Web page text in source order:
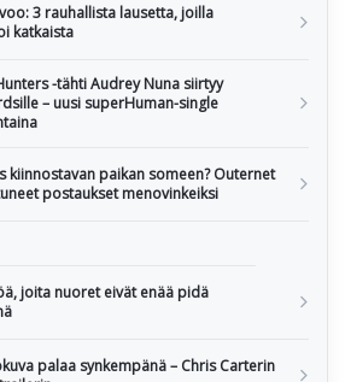
3 rauhallista lausetta, joilla
katkaista
-tähti Audrey Nuna siirtyy
– uusi superHuman-single
kiinnostavan paikan someen? Outernet
postaukset menovinkeiksi
joita nuoret eivät enää pidä
palaa synkempänä – Chris Carterin